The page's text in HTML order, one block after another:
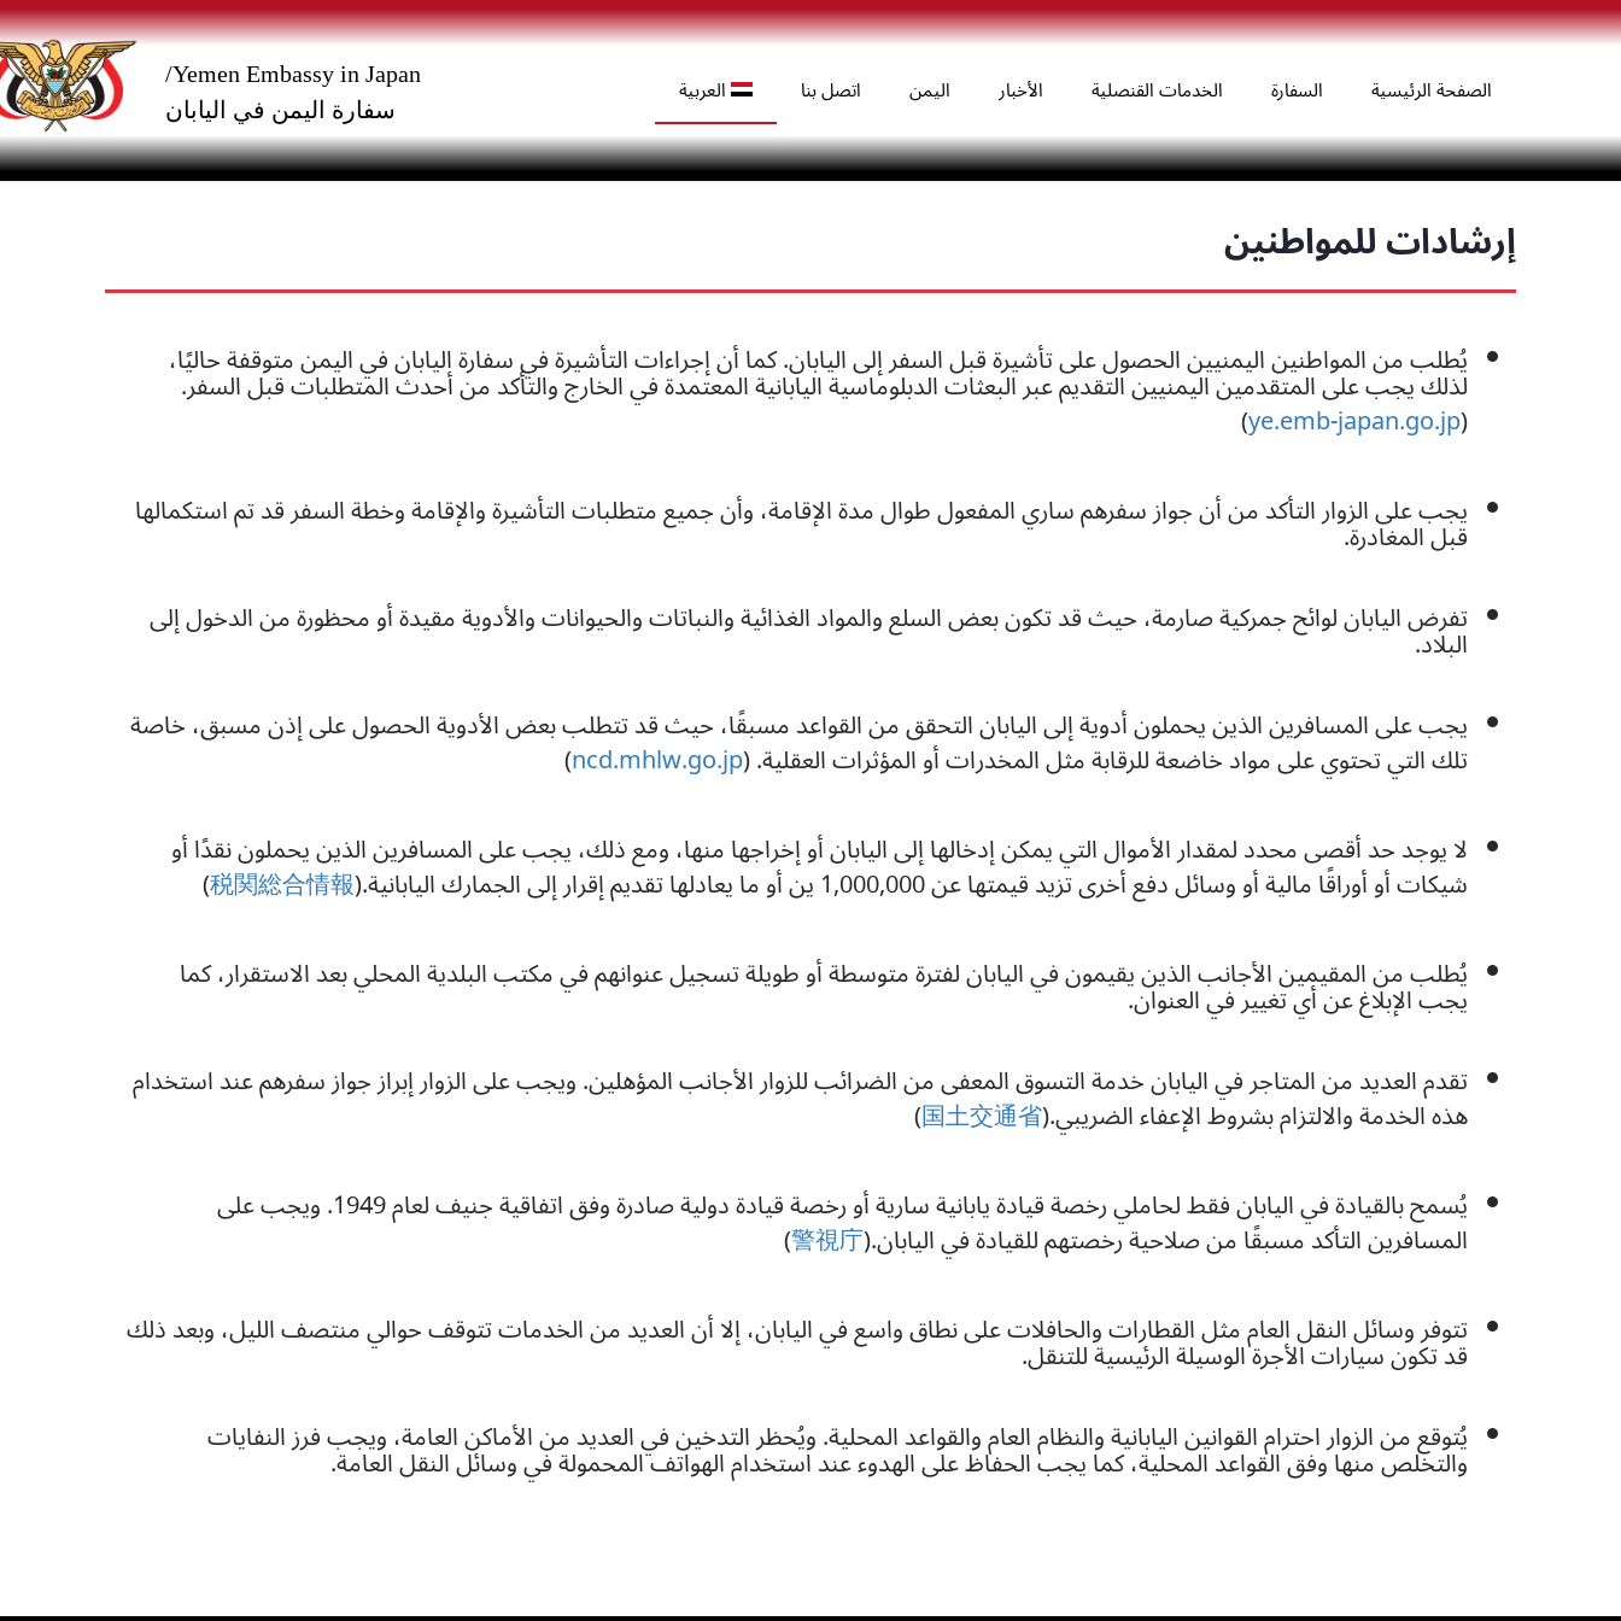
Yemen Embassy in Japan/
سفارة اليمن في اليابان
الصفحة الرئيسية السفارة الخدمات القنصلية الأخبار اليمن اتصل بنا العربية
English
(الإنجليزية)
إرشادات للمواطنين
يُطلب من المواطنين اليمنيين الحصول على تأشيرة قبل السفر إلى اليابان. كما أن إجراءات التأشيرة في سفارة اليابان في اليمن متوقفة حاليًا،
لذلك يجب على المتقدمين اليمنيين التقديم عبر البعثات الدبلوماسية اليابانية المعتمدة في الخارج والتأكد من أحدث المتطلبات قبل السفر.
(
ye.emb-japan.go.jp
)
يجب على الزوار التأكد من أن جواز سفرهم ساري المفعول طوال مدة الإقامة، وأن جميع متطلبات التأشيرة والإقامة وخطة السفر قد تم استكمالها
قبل المغادرة.
تفرض اليابان لوائح جمركية صارمة، حيث قد تكون بعض السلع والمواد الغذائية والنباتات والحيوانات والأدوية مقيدة أو محظورة من الدخول إلى
البلاد.
يجب على المسافرين الذين يحملون أدوية إلى اليابان التحقق من القواعد مسبقًا، حيث قد تتطلب بعض الأدوية الحصول على إذن مسبق، خاصة
تلك التي تحتوي على مواد خاضعة للرقابة مثل المخدرات أو المؤثرات العقلية. (ncd.mhlw.go.jp
)
لا يوجد حد أقصى محدد لمقدار الأموال التي يمكن إدخالها إلى اليابان أو إخراجها منها، ومع ذلك، يجب على المسافرين الذين يحملون نقدًا أو
شيكات أو أوراقًا مالية أو وسائل دفع أخرى تزيد قيمتها عن 1,000,000 ين أو ما يعادلها تقديم إقرار إلى الجمارك اليابانية.( 税関総合情報
)
يُطلب من المقيمين الأجانب الذين يقيمون في اليابان لفترة متوسطة أو طويلة تسجيل عنوانهم في مكتب البلدية المحلي بعد الاستقرار، كما
يجب الإبلاغ عن أي تغيير في العنوان.
تقدم العديد من المتاجر في اليابان خدمة التسوق المعفى من الضرائب للزوار الأجانب المؤهلين. ويجب على الزوار إبراز جواز سفرهم عند استخدام
هذه الخدمة والالتزام بشروط الإعفاء الضريبي.(国土交通省
)
يُسمح بالقيادة في اليابان فقط لحاملي رخصة قيادة يابانية سارية أو رخصة قيادة دولية صادرة وفق اتفاقية جنيف لعام 1949. ويجب على
المسافرين التأكد مسبقًا من صلاحية رخصتهم للقيادة في اليابان.(警視庁
)
تتوفر وسائل النقل العام مثل القطارات والحافلات على نطاق واسع في اليابان، إلا أن العديد من الخدمات تتوقف حوالي منتصف الليل، وبعد ذلك
قد تكون سيارات الأجرة الوسيلة الرئيسية للتنقل.
يُتوقع من الزوار احترام القوانين اليابانية والنظام العام والقواعد المحلية. ويُحظر التدخين في العديد من الأماكن العامة، ويجب فرز النفايات
والتخلص منها وفق القواعد المحلية، كما يجب الحفاظ على الهدوء عند استخدام الهواتف المحمولة في وسائل النقل العامة.